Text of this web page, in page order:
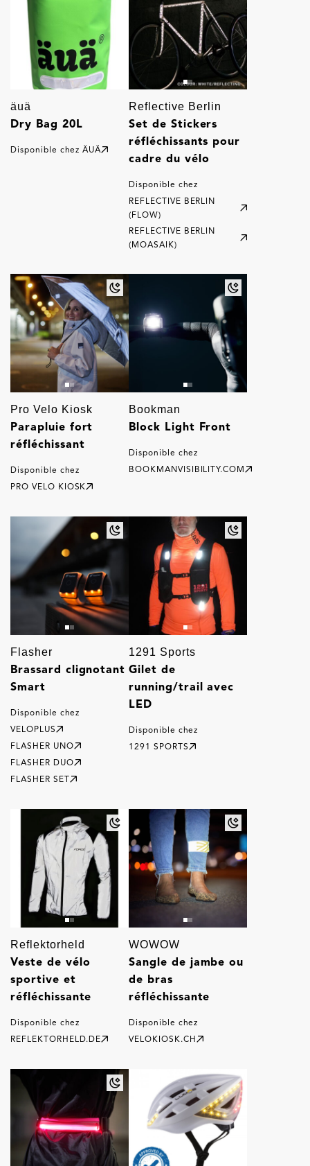
äuä
Dry Bag 20L
Disponible chez ÄUÄ
Reflective Berlin
Set de Stickers
réfléchissants pour
cadre du vélo
Disponible chez
REFLECTIVE BERLIN
(FLOW)
REFLECTIVE BERLIN
(MOASAIK)
Pro Velo Kiosk
Parapluie fort
réfléchissant
Disponible chez
PRO VELO KIOSK
Bookman
Block Light Front
Disponible chez
BOOKMANVISIBILITY.COM
Flasher
Brassard clignotant
Smart
Disponible chez
VELOPLUS
FLASHER UNO
FLASHER DUO
FLASHER SET
1291 Sports
Gilet de
running/trail avec
LED
Disponible chez
1291 SPORTS
Reflektorheld
Veste de vélo
sportive et
réfléchissante
Disponible chez
REFLEKTORHELD.DE
WOWOW
Sangle de jambe ou
de bras
réfléchissante
Disponible chez
VELOKIOSK.CH